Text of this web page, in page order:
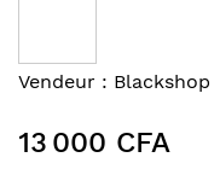
of
the
gallery
Skip
the
beginning
Vendeur : Blackshop
13 000 CFA